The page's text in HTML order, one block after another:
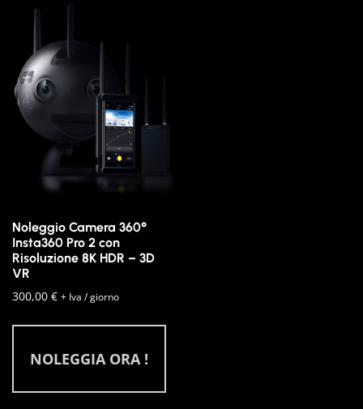
Noleggio Camera 360°
Insta360 Pro 2 con
Risoluzione 8K HDR – 3D
VR
300,00 € + Iva / giorno
NOLEGGIA ORA !